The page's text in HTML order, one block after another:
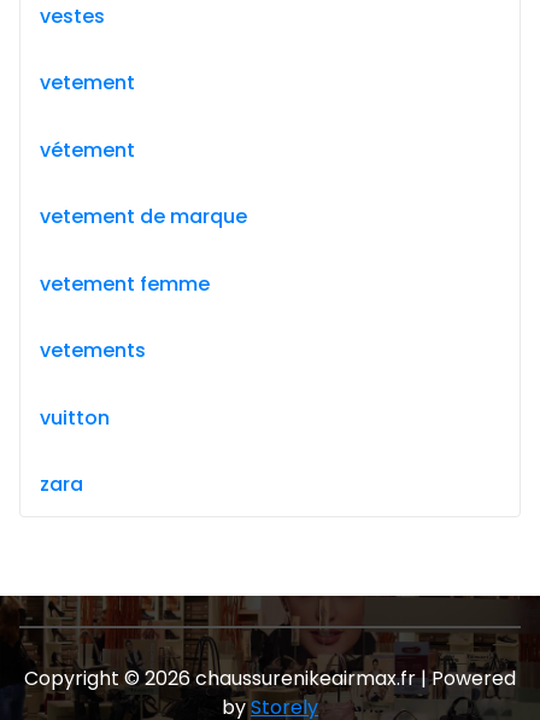
vestes
vetement
vétement
vetement de marque
vetement femme
vetements
vuitton
zara
Copyright © 2026 chaussurenikeairmax.fr | Powered
byStorely